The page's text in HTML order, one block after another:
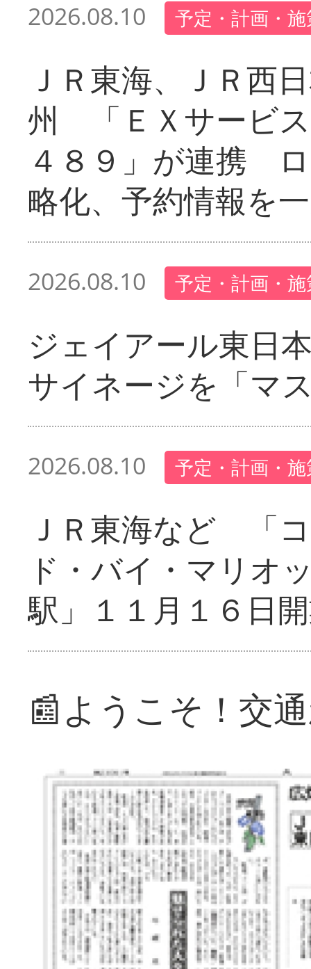
2026.08.10 予定・計画・
ＪＲ東海、ＪＲ西
州 「ＥＸサービ
４８９」が連携
略化、予約情報を
2026.08.10 予定・計画・
ジェイアール東日
サイネージを「マ
2026.08.10 予定・計画・
ＪＲ東海など 「
ド・バイ・マリオ
駅」１１月１６日
📰ようこそ！交